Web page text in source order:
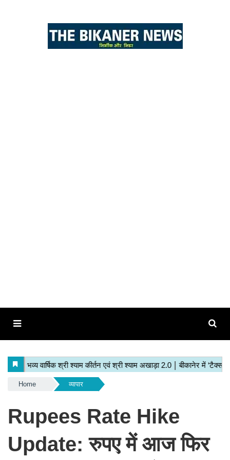
Home व्यापार
Rupees Rate Hike
Update: रुपए में आज फिर